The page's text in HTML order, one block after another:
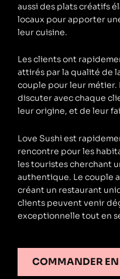
aussi des plats créatifs
locaux pour apporter
leur cuisine.
Les clients ont
attirés par la qualité de
couple pour leur métier.
discuter avec chaque
leur origine, et de leur
Love Sushi est
rencontre pour les
les touristes cherchant
authentique. Le couple
créant un restaurant
clients peuvent venir
exceptionnelle tout en
COMMANDER EN